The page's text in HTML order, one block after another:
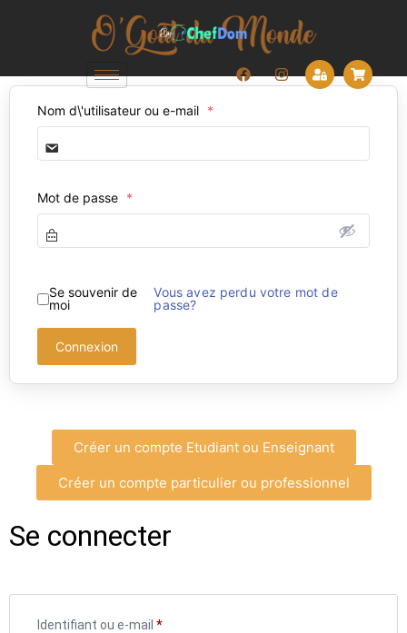
Nom d\'utilisateur ou e-mail *
Mot de passe *
Se souvenir de
moi
Vous avez perdu votre mot de
passe?
Connexion
Créer un compte Etudiant ou Enseignant
Créer un compte particulier ou professionnel
Se connecter
Identifiant ou e-mail *